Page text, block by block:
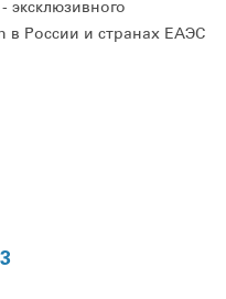
в России и странах ЕАЭС